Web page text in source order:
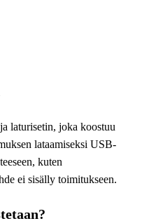
laturisetin, joka koostuu
lataamiseksi USB-
kuten
ei sisälly toimitukseen.